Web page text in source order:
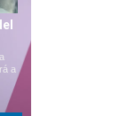
a